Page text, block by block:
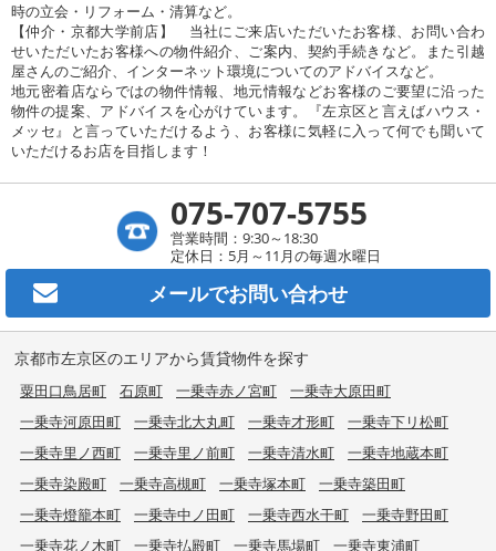
時の立会・リフォーム・清算など。
【仲介・京都大学前店】 当社にご来店いただいたお客様、お問い合わ
せいただいたお客様への物件紹介、ご案内、契約手続きなど。また引越
屋さんのご紹介、インターネット環境についてのアドバイスなど。
地元密着店ならではの物件情報、地元情報などお客様のご要望に沿った
物件の提案、アドバイスを心がけています。『左京区と言えばハウス・
メッセ』と言っていただけるよう、お客様に気軽に入って何でも聞いて
いただけるお店を目指します！
075-707-5755
営業時間：9:30～18:30
定休日：5月～11月の毎週水曜日
メールでお問い合わせ
京都市左京区のエリアから賃貸物件を探す
粟田口鳥居町 石原町 一乗寺赤ノ宮町
一乗寺大原田町
一乗寺河原田町
一乗寺北大丸町 一乗寺才形町
一乗寺下リ松町
一乗寺里ノ西町
一乗寺里ノ前町 一乗寺清水町
一乗寺地蔵本町
一乗寺染殿町
一乗寺高槻町 一乗寺塚本町
一乗寺築田町
一乗寺燈籠本町
一乗寺中ノ田町 一乗寺西水干町
一乗寺野田町
一乗寺花ノ木町
一乗寺払殿町 一乗寺馬場町 一乗寺東浦町